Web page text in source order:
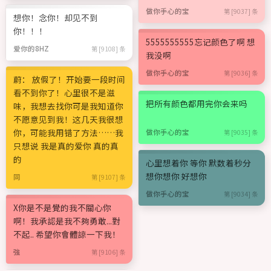
想你！念你！却见不到
你！！！
爱你的8HZ 第 [9108] 条
蔚： 放假了！开始要一段时间
看不到你了！心里很不是滋
味，我想去找你可是我知道你
不愿意见到我！这几天我很想
你，可能我用错了方法……我
只想说 我是真的爱你 真的真
的
同 第 [9107] 条
X你是不是覺的我不關心你
啊！我承認是我不夠勇敢...對
不起.. 希望你會體諒一下我！
強 第 [9106] 条
做你手心的宝 第 [9037] 条
5555555555忘记颜色了啊 想
我没啊
做你手心的宝 第 [9036] 条
把所有颜色都用完你会来吗
做你手心的宝 第 [9035] 条
心里想着你 等你 默数着秒分
想你想你 好想你
做你手心的宝 第 [9034] 条